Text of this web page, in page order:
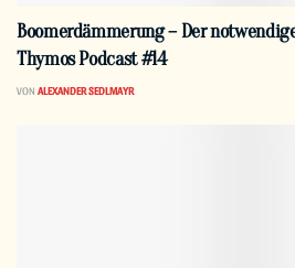
Boomerdämmerung – Der
Thymos Podcast #14
VON ALEXANDER SEDLMAYR